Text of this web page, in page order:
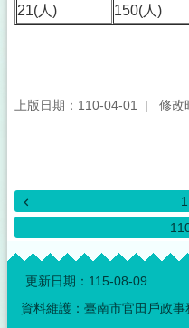
21(人)
150(人)
上版日期：110-04-01 修改
:::
更新日期： 115-08-09
資料維護：臺南市官田戶政事